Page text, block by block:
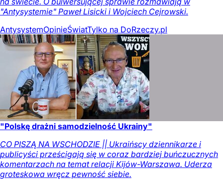
"Antysystemie" Paweł Lisicki i Wojciech Cejrowski.
AntysystemOpinieŚwiatTylko na DoRzeczy.pl
"Polskę drażni samodzielność Ukrainy"
CO PISZĄ NA WSCHODZIE || Ukraińscy dziennikarze i
publicyści prześcigają się w coraz bardziej buńczucznych
komentarzach na temat relacji Kijów-Warszawa. Uderza
groteskowa wręcz pewność siebie.